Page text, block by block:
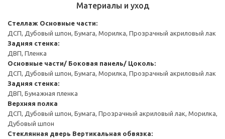
Материалы и уход
Стеллаж Основные части:
ДСП, Дубовый шпон, Бумага, Морилка, Прозрачный акриловый лак
Задняя стенка:
ДВП, Пленка
Основные части/ Боковая панель/ Цоколь:
ДСП, Дубовый шпон, Бумага, Морилка, Прозрачный акриловый лак
Задняя стенка:
ДВП, Бумажная пленка
Верхняя полка
ДСП, Дубовый шпон, Бумага, Прозрачный акриловый лак, Морилка,
Дубовый шпон
Стеклянная дверь Вертикальная обвязка: